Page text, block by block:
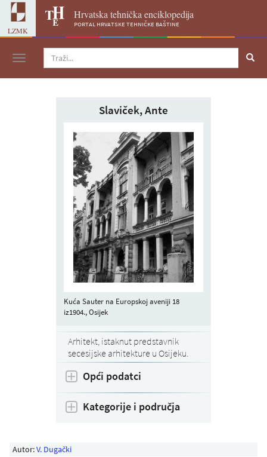
LZMK
Hrvatska tehnička enciklopedija
portal hrvatske tehničke baštine
Navigacija
Autor:V. Dugački
Slaviček, Ante
Kuća Sauter na Europskoj aveniji 18
iz1904., Osijek
Arhitekt, istaknut predstavnik
secesijske arhitekture u Osijeku.
Opći podatci
Kategorije i područja